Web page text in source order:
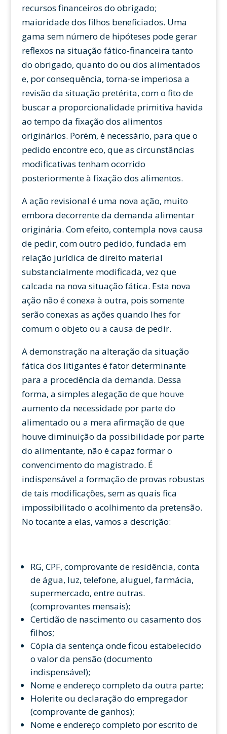
recursos financeiros do obrigado;
maioridade dos filhos beneficiados. Uma
gama sem número de hipóteses pode gerar
reflexos na situação fático-financeira tanto
do obrigado, quanto do ou dos alimentados
e, por consequência, torna-se imperiosa a
revisão da situação pretérita, com o fito de
buscar a proporcionalidade primitiva havida
ao tempo da fixação dos alimentos
originários. Porém, é necessário, para que o
pedido encontre eco, que as circunstâncias
modificativas tenham ocorrido
posteriormente à fixação dos alimentos.
A ação revisional é uma nova ação, muito
embora decorrente da demanda alimentar
originária. Com efeito, contempla nova causa
de pedir, com outro pedido, fundada em
relação jurídica de direito material
substancialmente modificada, vez que
calcada na nova situação fática. Esta nova
ação não é conexa à outra, pois somente
serão conexas as ações quando lhes for
comum o objeto ou a causa de pedir.
A demonstração na alteração da situação
fática dos litigantes é fator determinante
para a procedência da demanda. Dessa
forma, a simples alegação de que houve
aumento da necessidade por parte do
alimentado ou a mera afirmação de que
houve diminuição da possibilidade por parte
do alimentante, não é capaz formar o
convencimento do magistrado. É
indispensável a formação de provas robustas
de tais modificações, sem as quais fica
impossibilitado o acolhimento da pretensão.
No tocante a elas, vamos a descrição:
RG, CPF, comprovante de residência, conta
de água, luz, telefone, aluguel, farmácia,
supermercado, entre outras.
(comprovantes mensais);
Certidão de nascimento ou casamento dos
filhos;
Cópia da sentença onde ficou estabelecido
o valor da pensão (documento
indispensável);
Nome e endereço completo da outra parte;
Holerite ou declaração do empregador
(comprovante de ganhos);
Nome e endereço completo por escrito de